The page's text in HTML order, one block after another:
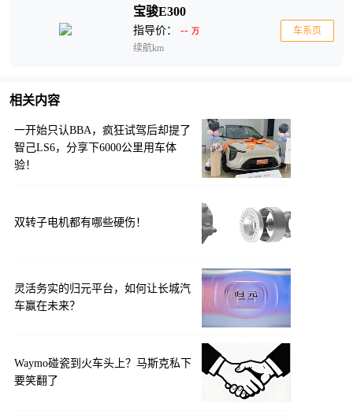
宝骏E300
指导价： -- 万
续航km
车系页
相关内容
一开始只认BBA，疯狂试驾后却提了
智己LS6，分享下6000公里用车体
验！
双转子电机都有哪些硬伤！
灵活务实的归元平台，如何让长城汽
车赢在未来？
Waymo碰瓷到火车头上？马斯克私下
要笑翻了